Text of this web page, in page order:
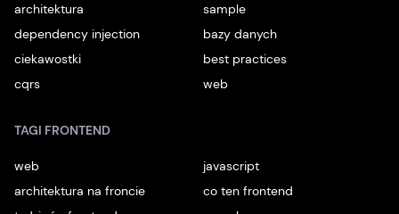
architektura
sample
dependency injection
bazy danych
ciekawostki
best practices
cqrs
web
TAGI FRONTEND
web
javascript
architektura na froncie
co ten frontend